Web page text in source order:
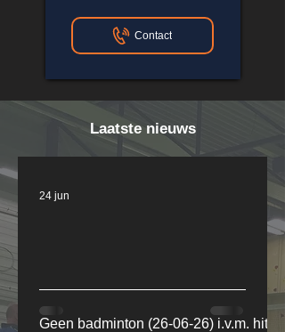
Contact
Laatste nieuws
Geen badminton (26-06-26) i.v.m. hitte
24 jun